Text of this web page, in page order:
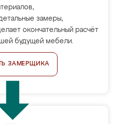
замеры,
окончательный расчёт
будущей мебели.
ЗАМЕРЩИКА